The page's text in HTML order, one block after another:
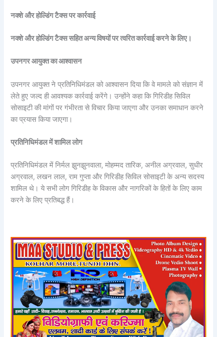
नक्शे और होल्डिंग टैक्स पर कार्रवाई
नक्शे और होल्डिंग टैक्स सहित अन्य विषयों पर त्वरित कार्रवाई करने के लिए।
उपनगर आयुक्त का आश्वासन
उपनगर आयुक्त ने प्रतिनिधिमंडल को आश्वासन दिया कि वे मामले को संज्ञान में
लेते हुए जल्द ही आवश्यक कार्रवाई करेंगे। उन्होंने कहा कि गिरिडीह सिविल
सोसाइटी की मांगों पर गंभीरता से विचार किया जाएगा और उनका समाधान करने
का प्रयास किया जाएगा।
प्रतिनिधिमंडल में शामिल लोग
प्रतिनिधिमंडल में निर्मल झुनझुनवाला, मोहम्मद तारिक, अनील अग्रवाल, सुधीर
अग्रवाल, लखन लाल, राम गुप्ता और गिरिडीह सिविल सोसाइटी के अन्य सदस्य
शामिल थे। ये सभी लोग गिरिडीह के विकास और नागरिकों के हितों के लिए काम
करने के लिए प्रतिबद्ध हैं।